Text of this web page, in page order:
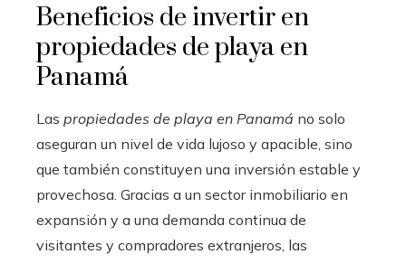
Beneficios de invertir en
propiedades de playa en
Panamá
Las propiedades de playa en Panamá no solo
aseguran un nivel de vida lujoso y apacible, sino
que también constituyen una inversión estable y
provechosa. Gracias a un sector inmobiliario en
expansión y a una demanda continua de
visitantes y compradores extranjeros, las